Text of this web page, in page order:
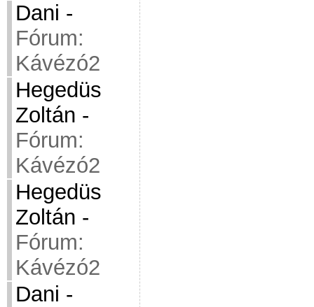
Dani -
Fórum:
Kávézó2
Hegedüs
Zoltán -
Fórum:
Kávézó2
Hegedüs
Zoltán -
Fórum:
Kávézó2
Dani -